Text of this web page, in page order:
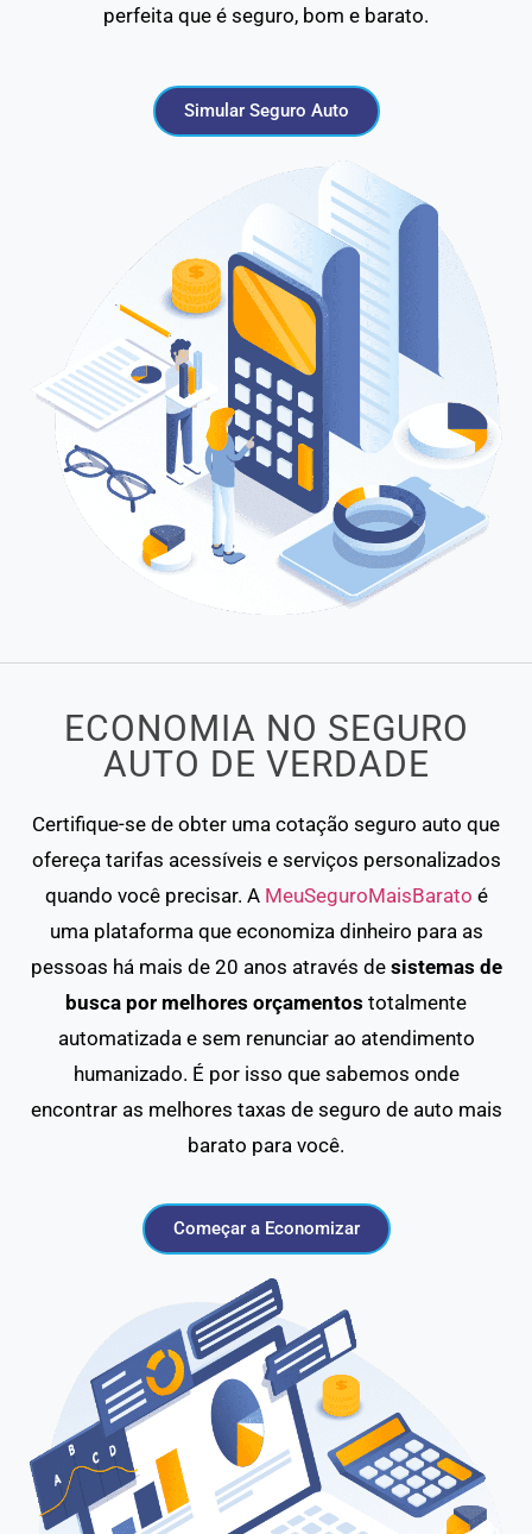
perfeita que é seguro, bom e barato.
Simular Seguro Auto
ECONOMIA NO SEGURO
AUTO DE VERDADE
Certifique-se de obter uma cotação seguro auto que
ofereça tarifas acessíveis e serviços personalizados
quando você precisar. A MeuSeguroMaisBarato é
uma plataforma que economiza dinheiro para as
pessoas há mais de 20 anos através de sistemas de
busca por melhores orçamentos totalmente
automatizada e sem renunciar ao atendimento
humanizado. É por isso que sabemos onde
encontrar as melhores taxas de seguro de auto mais
barato para você.
Começar a Economizar